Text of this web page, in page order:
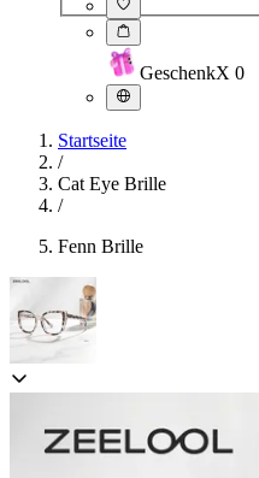
GeschenkX 0
Startseite
/
Cat Eye Brille
/
Fenn Brille